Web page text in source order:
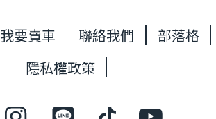
我要賣車 聯絡我們
部落格
隱私權政策